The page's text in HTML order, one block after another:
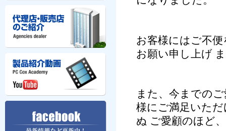
お客様にはご不
お願い申し上げ
また、今までの
様にご満足いた
ぬ ご愛顧のほど